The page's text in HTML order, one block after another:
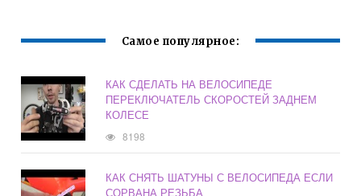
Самое популярное:
КАК СДЕЛАТЬ НА ВЕЛОСИПЕДЕ
ПЕРЕКЛЮЧАТЕЛЬ СКОРОСТЕЙ ЗАДНЕМ
КОЛЕСЕ
8198
КАК СНЯТЬ ШАТУНЫ С ВЕЛОСИПЕДА ЕСЛИ
СОРВАНА РЕЗЬБА